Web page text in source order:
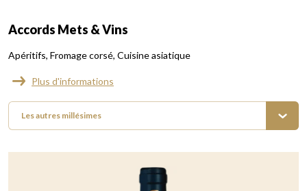
Accords Mets & Vins
Apéritifs Fromage corsé Cuisine asiatique
Plus d'informations
Les autres millésimes